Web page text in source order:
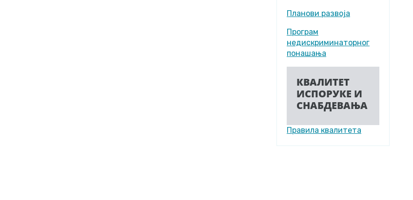
Планови развоја
Програм
недискриминаторног
понашања
КВАЛИТЕТ
ИСПОРУКЕ И
СНАБДЕВАЊА
Правила квалитета